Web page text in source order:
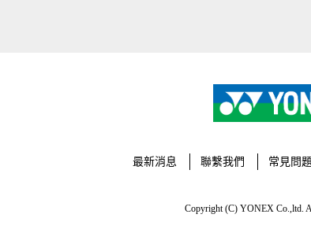
最新消息 聯繫我們 常見問題
Copyright (C) YONEX Co.,ltd.